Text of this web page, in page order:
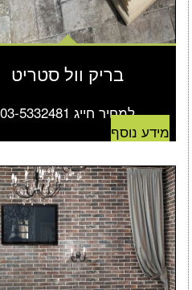
בריק וול סטריט
למחיר חייג 03-5332481
מידע נוסף